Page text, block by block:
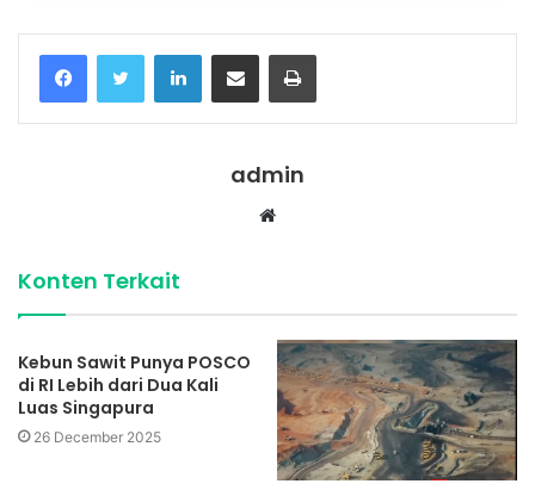
FacebookTwitter LinkedInShare via Email Print
admin
Website
Konten Terkait
Kebun Sawit Punya POSCO
di RI Lebih dari Dua Kali
Luas Singapura
26 December 2025